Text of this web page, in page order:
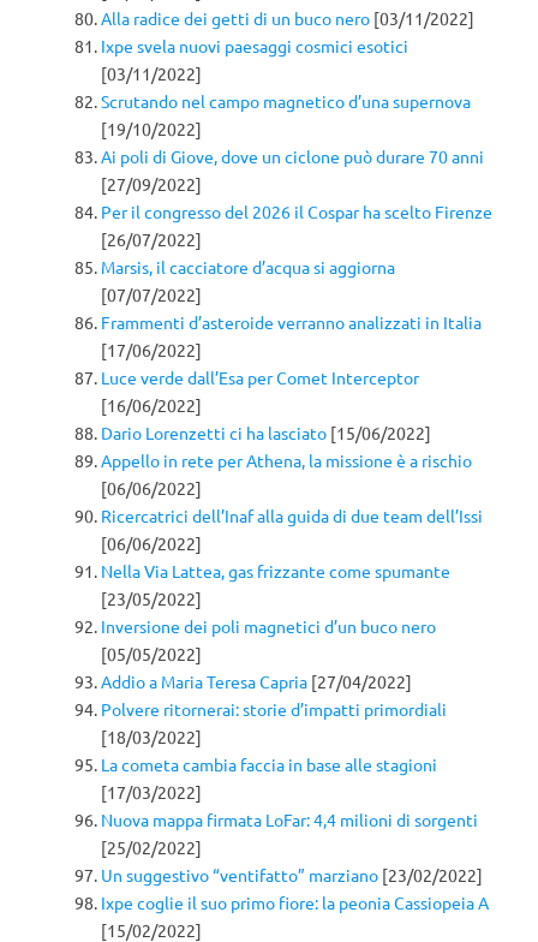
Alla radice dei getti di un buco nero [03/11/2022]
Ixpe svela nuovi paesaggi cosmici esotici
[03/11/2022]
Scrutando nel campo magnetico d’una supernova
[19/10/2022]
Ai poli di Giove, dove un ciclone può durare 70 anni
[27/09/2022]
Per il congresso del 2026 il Cospar ha scelto Firenze
[26/07/2022]
Marsis, il cacciatore d’acqua si aggiorna
[07/07/2022]
Frammenti d’asteroide verranno analizzati in Italia
[17/06/2022]
Luce verde dall’Esa per Comet Interceptor
[16/06/2022]
Dario Lorenzetti ci ha lasciato [15/06/2022]
Appello in rete per Athena, la missione è a rischio
[06/06/2022]
Ricercatrici dell’Inaf alla guida di due team dell’Issi
[06/06/2022]
Nella Via Lattea, gas frizzante come spumante
[23/05/2022]
Inversione dei poli magnetici d’un buco nero
[05/05/2022]
Addio a Maria Teresa Capria [27/04/2022]
Polvere ritornerai: storie d’impatti primordiali
[18/03/2022]
La cometa cambia faccia in base alle stagioni
[17/03/2022]
Nuova mappa firmata LoFar: 4,4 milioni di sorgenti
[25/02/2022]
Un suggestivo “ventifatto” marziano [23/02/2022]
Ixpe coglie il suo primo fiore: la peonia Cassiopeia A
[15/02/2022]